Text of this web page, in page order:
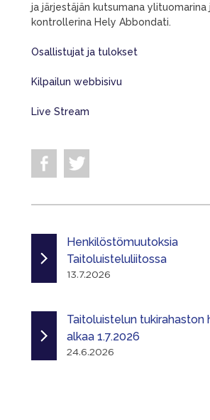
ja järjestäjän kutsumana ylituomarina
kontrollerina Hely Abbondati.
Osallistujat ja tulokset
Kilpailun webbisivu
Live Stream
Henkilöstömuutoksia
Taitoluisteluliitossa
13.7.2026
Taitoluistelun tukirahaston
alkaa 1.7.2026
24.6.2026